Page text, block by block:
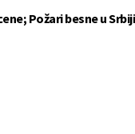
Požari besne u